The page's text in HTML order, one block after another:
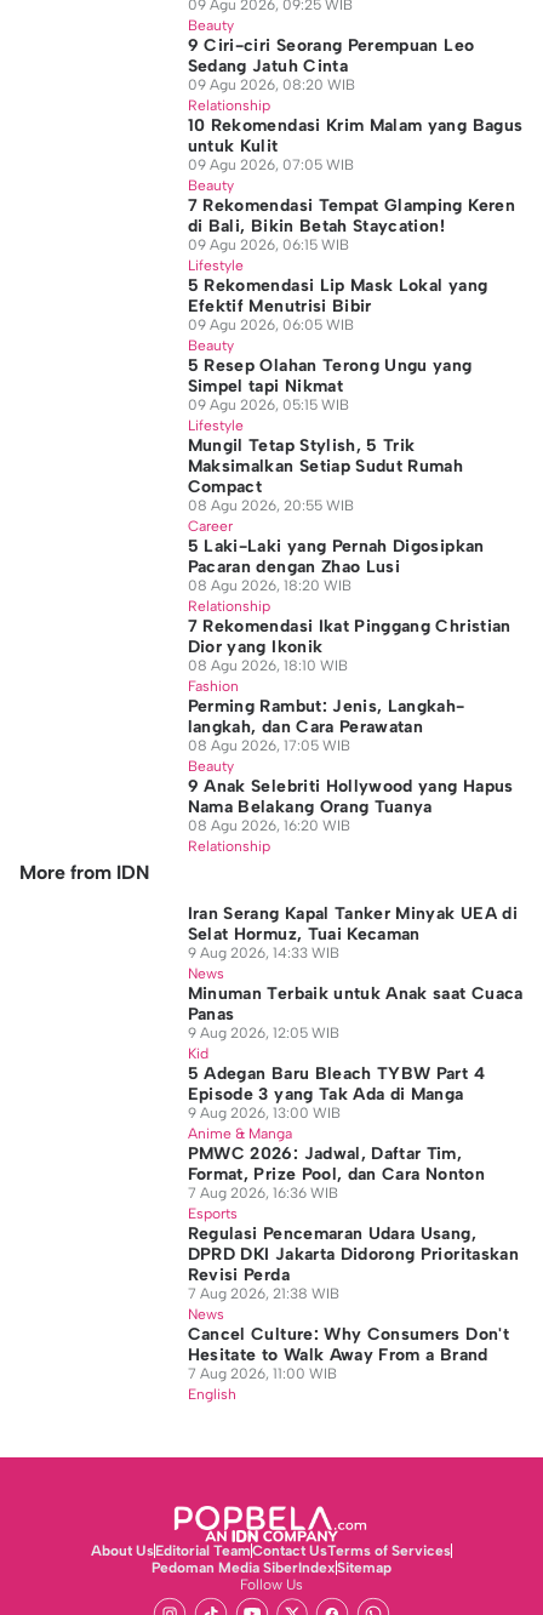
09 Agu 2026, 09:25 WIB
Beauty
9 Ciri-ciri Seorang Perempuan Leo
Sedang Jatuh Cinta
09 Agu 2026, 08:20 WIB
Relationship
10 Rekomendasi Krim Malam yang Bagus
untuk Kulit
09 Agu 2026, 07:05 WIB
Beauty
7 Rekomendasi Tempat Glamping Keren
di Bali, Bikin Betah Staycation!
09 Agu 2026, 06:15 WIB
Lifestyle
5 Rekomendasi Lip Mask Lokal yang
Efektif Menutrisi Bibir
09 Agu 2026, 06:05 WIB
Beauty
5 Resep Olahan Terong Ungu yang
Simpel tapi Nikmat
09 Agu 2026, 05:15 WIB
Lifestyle
Mungil Tetap Stylish, 5 Trik
Maksimalkan Setiap Sudut Rumah
Compact
08 Agu 2026, 20:55 WIB
Career
5 Laki-Laki yang Pernah Digosipkan
Pacaran dengan Zhao Lusi
08 Agu 2026, 18:20 WIB
Relationship
7 Rekomendasi Ikat Pinggang Christian
Dior yang Ikonik
08 Agu 2026, 18:10 WIB
Fashion
Perming Rambut: Jenis, Langkah-
langkah, dan Cara Perawatan
08 Agu 2026, 17:05 WIB
Beauty
9 Anak Selebriti Hollywood yang Hapus
Nama Belakang Orang Tuanya
08 Agu 2026, 16:20 WIB
Relationship
More from IDN
Iran Serang Kapal Tanker Minyak UEA di
Selat Hormuz, Tuai Kecaman
9 Aug 2026, 14:33 WIB
News
Minuman Terbaik untuk Anak saat Cuaca
Panas
9 Aug 2026, 12:05 WIB
Kid
5 Adegan Baru Bleach TYBW Part 4
Episode 3 yang Tak Ada di Manga
9 Aug 2026, 13:00 WIB
Anime & Manga
PMWC 2026: Jadwal, Daftar Tim,
Format, Prize Pool, dan Cara Nonton
7 Aug 2026, 16:36 WIB
Esports
Regulasi Pencemaran Udara Usang,
DPRD DKI Jakarta Didorong Prioritaskan
Revisi Perda
7 Aug 2026, 21:38 WIB
News
Cancel Culture: Why Consumers Don't
Hesitate to Walk Away From a Brand
7 Aug 2026, 11:00 WIB
English
About UsEditorial TeamContact UsTerms of Services
Pedoman Media SiberIndexSitemap
Follow Us